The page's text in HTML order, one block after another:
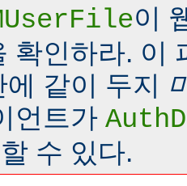
이
확인하라. 이
같이 두지
언트가
수 있다.